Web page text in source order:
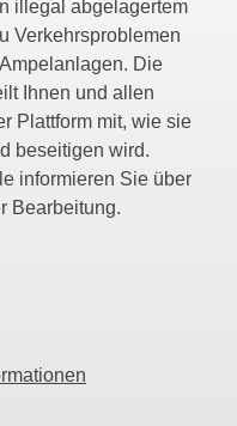
illegal abgelagertem
Verkehrsproblemen
Die
Ihnen und allen
Plattform mit, wie sie
beseitigen wird.
informieren Sie über
Bearbeitung.